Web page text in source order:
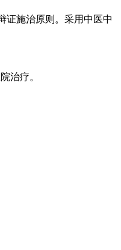
证施治原则。采用中医中
治疗。